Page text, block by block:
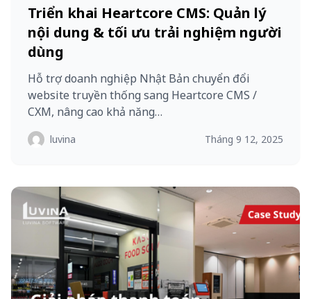
Triển khai Heartcore CMS: Quản lý
nội dung & tối ưu trải nghiệm người
dùng
Hỗ trợ doanh nghiệp Nhật Bản chuyển đổi
website truyền thống sang Heartcore CMS /
CXM, nâng cao khả năng…
luvina Tháng 9 12, 2025